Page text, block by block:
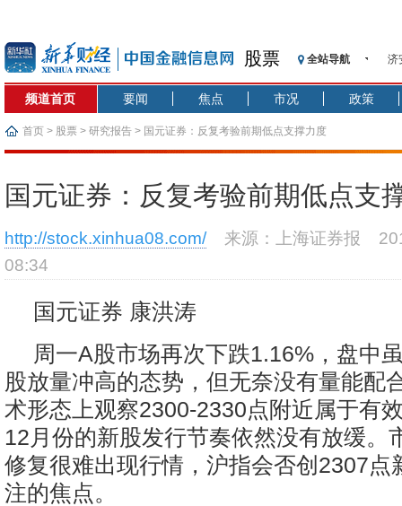
股票 全站导航
济
【
济
在
基
频道首页 要闻 焦点 市况 政策
首页 > 股票 > 研究报告 > 国元证券：反复考验前期低点支撑力度
国元证券：反复考验前期低点支
http://stock.xinhua08.com/ 来源：上海证券报
08:34
国元证券 康洪涛
周一A股市场再次下跌1.16%，盘中
股放量冲高的态势，但无奈没有量能配
术形态上观察2300-2330点附近属于有
12月份的新股发行节奏依然没有放缓。
修复很难出现行情，沪指会否创2307点
注的焦点。